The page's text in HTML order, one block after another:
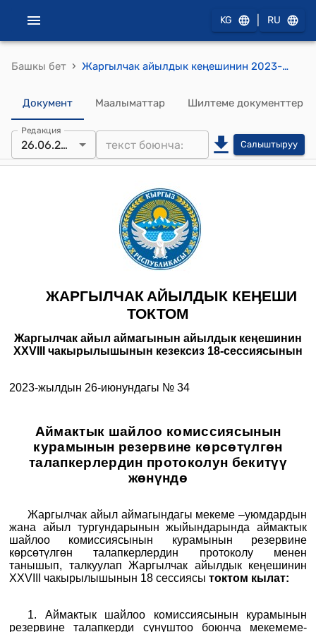
KG RU
Башкы бет › Жаргылчак айылдык кеңешинин 2023-жылдын 26-июнундагы № 34 "Аймактык шайлоо комиссиясынын курамынын резервине көрсөтүлгөн талапкерлердин протоколун бекитүү жөнүндө” токтому
Документ Маалыматтар Шилтеме документтер
Редакция
26.06.2023 Салыштыруу